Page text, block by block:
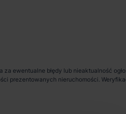
ewentualne błędy lub nieaktualność
prezentowanych nieruchomości.